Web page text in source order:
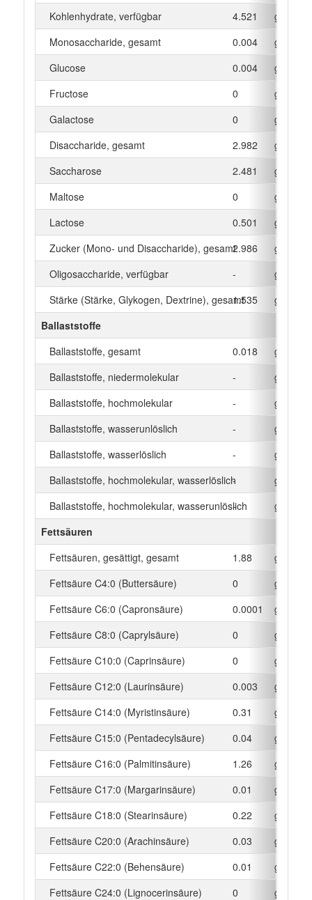
Kohlenhydrate, verfügbar
4.521
g
Monosaccharide, gesamt
0.004
g
Glucose
0.004
g
Fructose
0
g
Galactose
0
g
Disaccharide, gesamt
2.982
g
Saccharose
2.481
g
Maltose
0
g
Lactose
0.501
g
Zucker (Mono- und Disaccharide), gesamt2.986
g
Oligosaccharide, verfügbar
-
g
Stärke (Stärke, Glykogen, Dextrine), gesamt1.535
g
Ballaststoffe
Ballaststoffe, gesamt
0.018
g
Ballaststoffe, niedermolekular
-
g
Ballaststoffe, hochmolekular
-
g
Ballaststoffe, wasserunlöslich
-
g
Ballaststoffe, wasserlöslich
-
g
Ballaststoffe, hochmolekular, wasserlöslich
-
g
Ballaststoffe, hochmolekular, wasserunlöslich
-
g
Fettsäuren
Fettsäuren, gesättigt, gesamt
1.88
g
Fettsäure C4:0 (Buttersäure)
0
g
Fettsäure C6:0 (Capronsäure)
0.0001
g
Fettsäure C8:0 (Caprylsäure)
0
g
Fettsäure C10:0 (Caprinsäure)
0
g
Fettsäure C12:0 (Laurinsäure)
0.003
g
Fettsäure C14:0 (Myristinsäure)
0.31
g
Fettsäure C15:0 (Pentadecylsäure)
0.04
g
Fettsäure C16:0 (Palmitinsäure)
1.26
g
Fettsäure C17:0 (Margarinsäure)
0.01
g
Fettsäure C18:0 (Stearinsäure)
0.22
g
Fettsäure C20:0 (Arachinsäure)
0.03
g
Fettsäure C22:0 (Behensäure)
0.01
g
Fettsäure C24:0 (Lignocerinsäure)
0
g